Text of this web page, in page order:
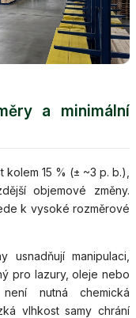
a minimální
15 % (± ~3 p. b.),
objemové změny.
k vysoké rozměrové
usnadňují manipulaci,
pro lazury, oleje nebo
nutná chemická
vlhkost samy chrání